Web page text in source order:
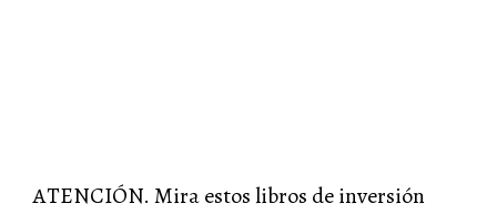
ATENCIÓN. Mira estos libros de inversión